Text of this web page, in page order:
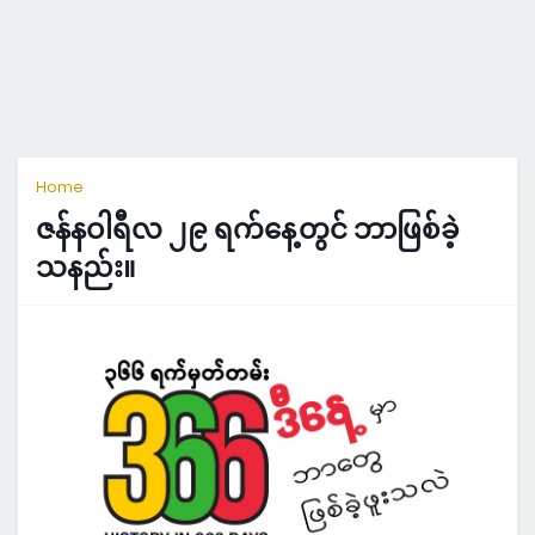
Home
ဇန်နဝါရီလ ၂၉ ရက်နေ့တွင် ဘာဖြစ်ခဲ့
သနည်း။